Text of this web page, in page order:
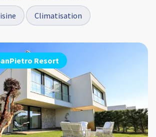
Climatisation
Resort